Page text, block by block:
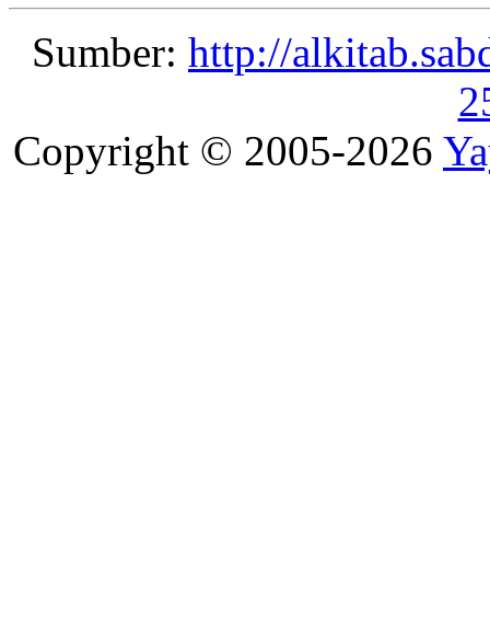
Sumber: http://
Copyright © 2005-2026